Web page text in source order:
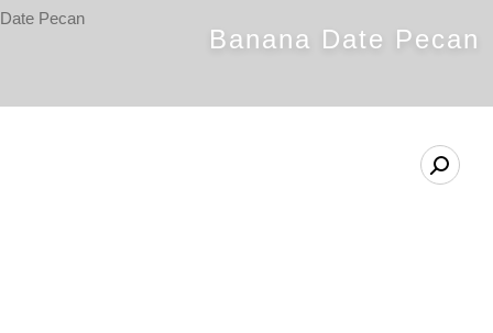
Banana Date Pecan